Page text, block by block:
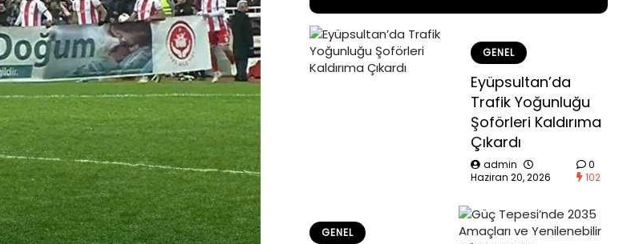
GENEL
Eyüpsultan’da
Trafik Yoğunluğu
Şoförleri Kaldırıma
Çıkardı
admin
Haziran 20, 2026
0
102
GENEL